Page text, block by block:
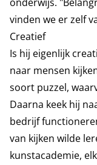
vinden we er zelf
Creatief
Is hij eigenlijk
naar mensen
soort puzzel,
Daarna keek hij
bedrijf
van kijken wilde
kunstacademie,